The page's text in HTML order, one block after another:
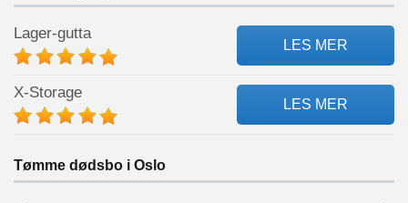
Lager-gutta
LES MER
X-Storage
LES MER
Tømme dødsbo i Oslo